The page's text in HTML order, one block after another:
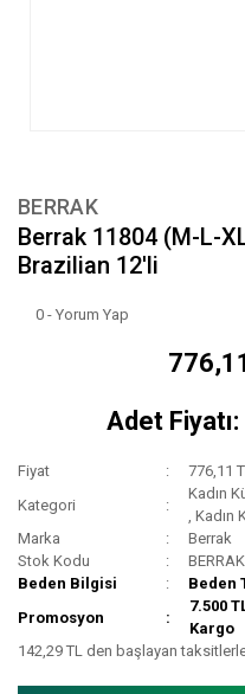
BERRAK
Berrak 11804 (M-L-
Brazilian 12'li
0 - Yorum Yap
Adet
Fiyat
776,11
Kategori
Kadın
,Kadın
Marka
Berrak
Stok Kodu
Beden Bilgisi
Beden
Promosyon
7.500
Kargo
142,29 TL den başlayan